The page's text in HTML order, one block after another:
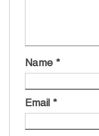
Name *
Email *